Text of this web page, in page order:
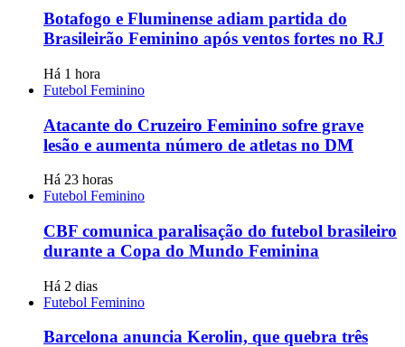
Botafogo e Fluminense adiam partida do
Brasileirão Feminino após ventos fortes no RJ
Há 1 hora
Futebol Feminino
Atacante do Cruzeiro Feminino sofre grave
lesão e aumenta número de atletas no DM
Há 23 horas
Futebol Feminino
CBF comunica paralisação do futebol brasileiro
durante a Copa do Mundo Feminina
Há 2 dias
Futebol Feminino
Barcelona anuncia Kerolin, que quebra três